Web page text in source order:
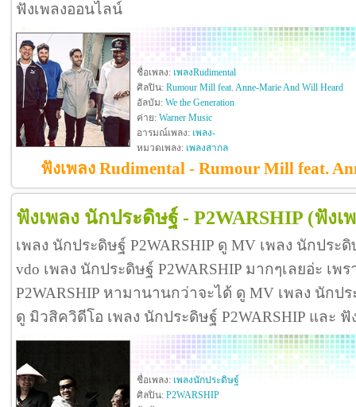
ฟังเพลงออนไลน์
ชื่อเพลง: เพลงRudimental
ศิลปิน: Rumour Mill feat. Anne-Marie And Will Heard
อัลบัม: We the Generation
ค่าย: Warner Music
อารมณ์เพลง: เพลง-
หมวดเพลง: เพลงสากล
ฟังเพลง Rudimental - Rumour Mill feat.
ฟังเพลง นักประดิษฐ์ - P2WARSHIP (ฟังเ
เพลง นักประดิษฐ์ P2WARSHIP ดู MV เพลง นักประดิ
vdo เพลง นักประดิษฐ์ P2WARSHIP มากๆเลยอ่ะ เพ
P2WARSHIP หามานานกว่าจะได้ ดู MV เพลง นักปร
ดู มิวสิควิดีโอ เพลง นักประดิษฐ์ P2WARSHIP และ
ชื่อเพลง: เพลงนักประดิษฐ์
ศิลปิน: P2WARSHIP